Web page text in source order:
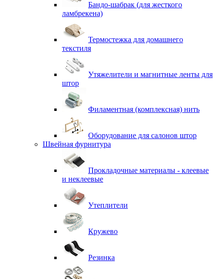
Бандо-шабрак (для жесткого
ламбрекена)
Термостежка для домашнего
текстиля
Утяжелители и магнитные ленты для
штор
Филаментная (комплексная) нить
Оборудование для салонов штор
Швейная фурнитура
Прокладочные материалы - клеевые
и неклеевые
Утеплители
Кружево
Резинка